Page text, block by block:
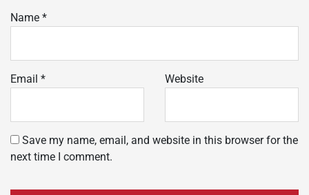
Name *
Email * Website
Save my name, email, and website in this browser for the
next time I comment.